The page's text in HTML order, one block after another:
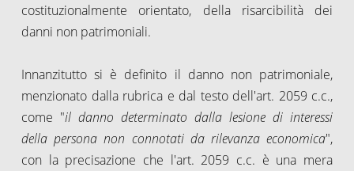
costituzionalmente orientato, della risarcibilità dei
danni non patrimoniali.
Innanzitutto si è definito il danno non patrimoniale,
menzionato dalla rubrica e dal testo dell'art. 2059 c.c.,
come "il danno determinato dalla lesione di interessi
della persona non connotati da rilevanza economica",
con la precisazione che l'art. 2059 c.c. è una mera